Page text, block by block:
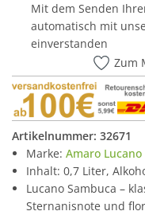
Mit dem Senden
automatisch mit
einverstanden
Zum
Artikelnummer: 32671
Marke: Amaro Lucano
Inhalt: 0,7 Liter,
Lucano Sambuca –
Sternanisnote und